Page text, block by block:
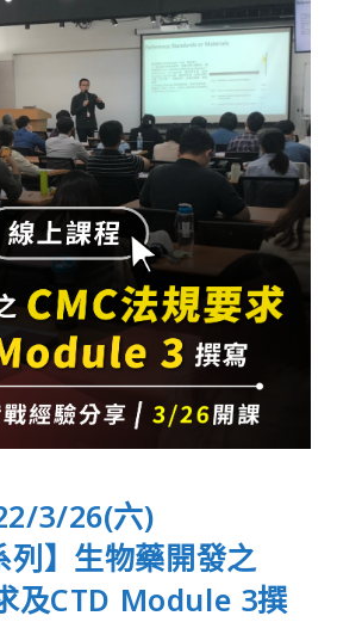
3/26(六)
列】生物藥開發之
及CTD Module 3撰